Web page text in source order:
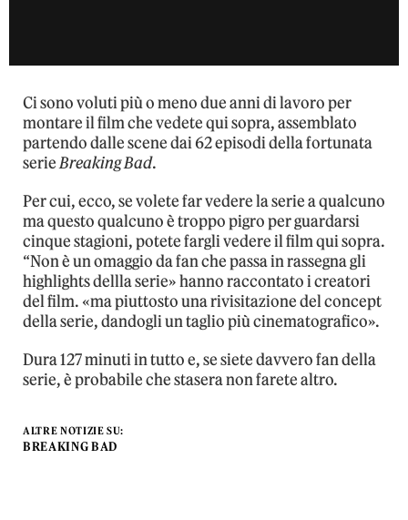
Ci sono voluti più o meno due anni di lavoro per
montare il film che vedete qui sopra, assemblato
partendo dalle scene dai 62 episodi della fortunata
serieBreaking Bad.
Per cui, ecco, se volete far vedere la serie a qualcuno
ma questo qualcuno è troppo pigro per guardarsi
cinque stagioni, potete fargli vedere il film qui sopra.
“Non è un omaggio da fan che passa in rassegna gli
highlights dellla serie» hanno raccontato i creatori
del film. «ma piuttosto una rivisitazione del concept
della serie, dandogli un taglio più cinematografico».
Dura 127 minuti in tutto e, se siete davvero fan della
serie, è probabile che stasera non farete altro.
ALTRE NOTIZIE SU:
BREAKING BAD